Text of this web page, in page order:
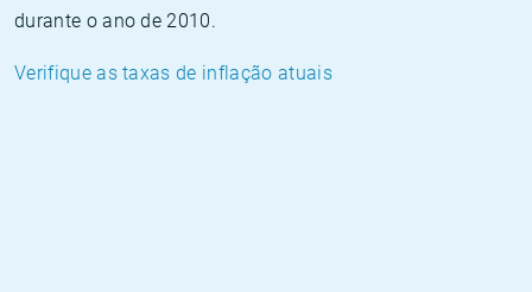
durante o ano de 2010.
Verifique as taxas de inflação atuais